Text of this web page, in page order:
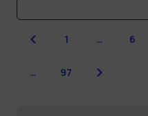
Previous
1 … 6
… 97 Next